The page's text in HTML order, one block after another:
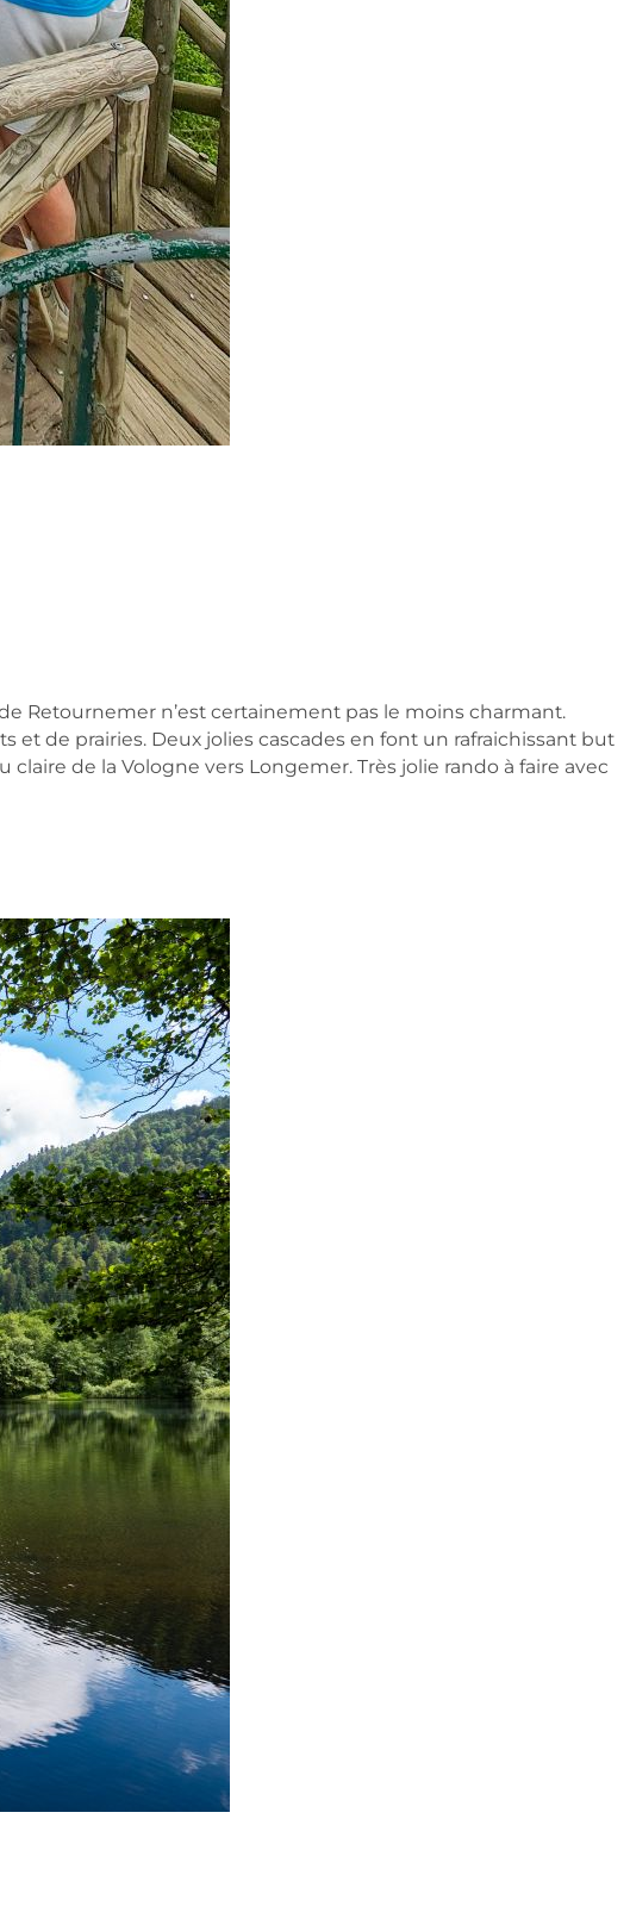
Retournemer n’est certainement pas le moins charmant.
de prairies. Deux jolies cascades en font un rafraichissant but
de la Vologne vers Longemer. Très jolie rando à faire avec